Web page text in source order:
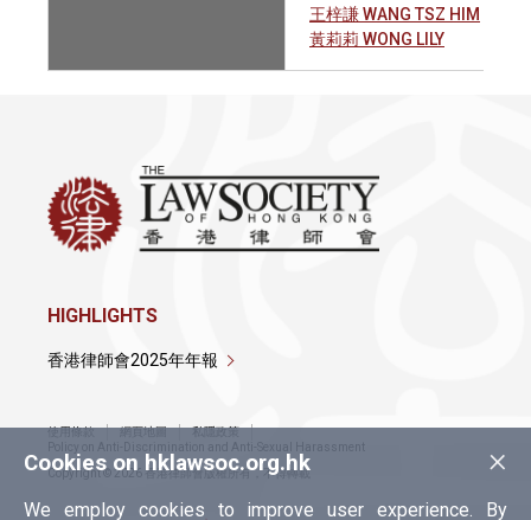
王梓謙 WANG TSZ HIM
黃莉莉 WONG LILY
×
Cookies on hklawsoc.org.hk
We employ cookies to improve user experience. By
HIGHLIGHTS
香港律師會2025年年報
使用條款 網頁地圖
私隱政策
Policy on Anti-Discrimination and Anti-Sexual Harassment
Copyright © 2026 香港律師會版權所有，不得轉載